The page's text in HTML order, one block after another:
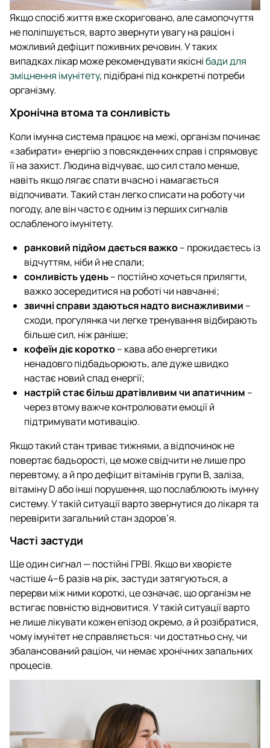
Якщо спосіб життя вже скориговано, але самопочуття
не поліпшується, варто звернути увагу на раціон і
можливий дефіцит поживних речовин. У таких
випадках лікар може рекомендувати якіснібади для
зміцнення імунітету, підібрані під конкретні потреби
організму.
Хронічна втома та сонливість
Коли імунна система працює на межі, організм починає
«забирати» енергію з повсякденних справ і спрямовує
її на захист. Людина відчуває, що сил стало менше,
навіть якщо лягає спати вчасно і намагається
відпочивати. Такий стан легко списати на роботу чи
погоду, але він часто є одним із перших сигналів
ослабленого імунітету.
ранковий підйом дається важко– прокидаєтесь із
відчуттям, ніби й не спали;
сонливість удень– постійно хочеться прилягти,
важко зосередитися на роботі чи навчанні;
звичні справи здаються надто виснажливими –
сходи, прогулянка чи легке тренування відбирають
більше сил, ніж раніше;
кофеїн діє коротко– кава або енергетики
ненадовго підбадьорюють, але дуже швидко
настає новий спад енергії;
настрій стає більш дратівливим чи апатичним –
через втому важче контролювати емоції й
підтримувати мотивацію.
Якщо такий стан триває тижнями, а відпочинок не
повертає бадьорості, це може свідчити не лише про
перевтому, а й про дефіцит вітамінів групи B, заліза,
вітаміну D або інші порушення, що послаблюють імунну
систему. У такій ситуації варто звернутися до лікаря та
перевірити загальний стан здоров’я.
Часті застуди
Ще один сигнал — постійні ГРВІ. Якщо ви хворієте
частіше 4–6 разів на рік, застуди затягуються, а
перерви між ними короткі, це означає, що організм не
встигає повністю відновитися. У такій ситуації варто
не лише лікувати кожен епізод окремо, а й розібратися,
чому імунітет не справляється: чи достатньо сну, чи
збалансований раціон, чи немає хронічних запальних
процесів.